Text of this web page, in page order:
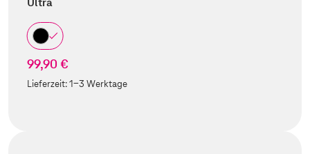
99,90 €
Lieferzeit:1-3 Werktage